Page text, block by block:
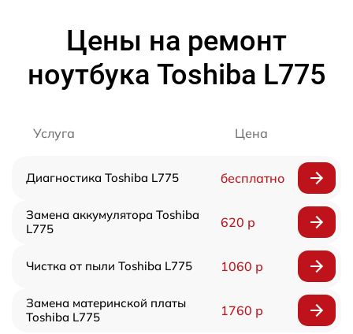
Цены на ремонт
ноутбука Toshiba L775
Услуга Цена
Диагностика Toshiba L775 бесплатно
Замена аккумулятора Toshiba
L775
620 р
Чистка от пыли Toshiba L775 1060 р
Замена материнской платы
Toshiba L775
1760 р